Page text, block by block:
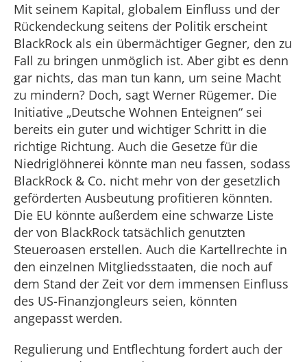
Mit seinem Kapital, globalem Einfluss und der
Rückendeckung seitens der Politik erscheint
BlackRock als ein übermächtiger Gegner, den zu
Fall zu bringen unmöglich ist. Aber gibt es denn
gar nichts, das man tun kann, um seine Macht
zu mindern? Doch, sagt Werner Rügemer. Die
Initiative „Deutsche Wohnen Enteignen“ sei
bereits ein guter und wichtiger Schritt in die
richtige Richtung. Auch die Gesetze für die
Niedriglöhnerei könnte man neu fassen, sodass
BlackRock & Co. nicht mehr von der gesetzlich
geförderten Ausbeutung profitieren könnten.
Die EU könnte außerdem eine schwarze Liste
der von BlackRock tatsächlich genutzten
Steueroasen erstellen. Auch die Kartellrechte in
den einzelnen Mitgliedsstaaten, die noch auf
dem Stand der Zeit vor dem immensen Einfluss
des US-Finanzjongleurs seien, könnten
angepasst werden.
Regulierung und Entflechtung fordert auch der